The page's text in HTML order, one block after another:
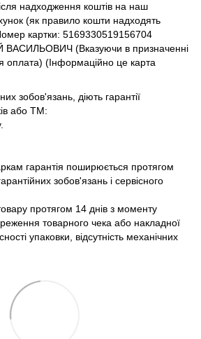
надходження коштів на наш
(як правило кошти надходять
картки: 5169330519156704
(Вказуючи в призначенні
оплата) (Інформаційно це карта
зобов'язань, діють гарантії
або ТМ:
гарантія поширюється протягом
зобов'язань і сервісного
протягом 14 днів з моменту
товарного чека або накладної
упаковки, відсутність механічних